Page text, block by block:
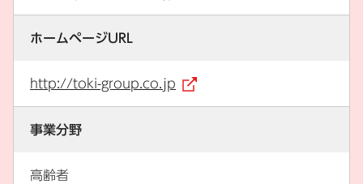
ホームページURL
http://toki-group.co.jp
事業分野
高齢者